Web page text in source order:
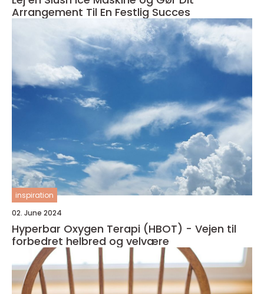
Arrangement Til En Festlig Succes
inspiration
02. June 2024
Hyperbar Oxygen Terapi (HBOT) - Vejen til
forbedret helbred og velvære